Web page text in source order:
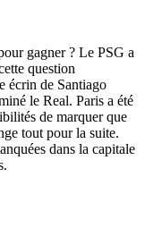
gagner ? Le PSG a
question
écrin de Santiago
le Real. Paris a été
de marquer que
tout pour la suite.
dans la capitale